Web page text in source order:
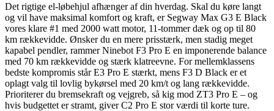
Det rigtige el-løbehjul afhænger af din hverdag. Skal du køre langt
og vil have maksimal komfort og kraft, er Segway Max G3 E Black
vores klare #1 med 2000 watt motor, 11-tommer dæk og op til 80
km rækkevidde. Ønsker du en mere prisstærk, men stadig meget
kapabel pendler, rammer Ninebot F3 Pro E en imponerende balance
med 70 km rækkevidde og stærk klatreevne. For mellemklassens
bedste kompromis står E3 Pro E stærkt, mens F3 D Black er et
oplagt valg til lovlig bykørsel med 20 km/t og lang rækkevidde.
Prioriterer du bremsekraft og vejgreb, så kig mod ZT3 Pro E – og
hvis budgettet er stramt, giver C2 Pro E stor værdi til korte ture.